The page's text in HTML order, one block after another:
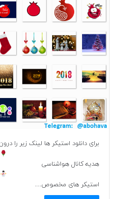
برای دانلود استیکر ها لینک زیر را
هدیه کانال هواشناسی
استیکر های مخصوص…